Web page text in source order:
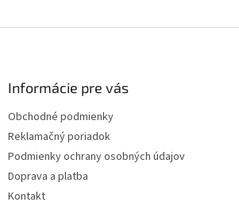
Informácie pre vás
Obchodné podmienky
Reklamačný poriadok
Podmienky ochrany osobných údajov
Doprava a platba
Kontakt